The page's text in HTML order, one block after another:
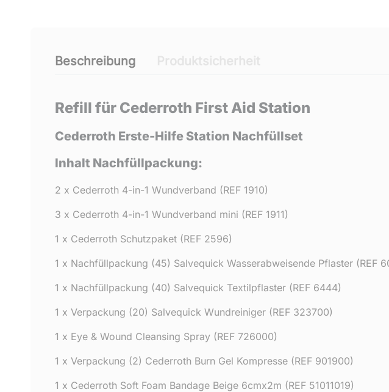
Beschreibung
Refill für Cederroth First Aid Station
Cederroth Erste-Hilfe Station Nachfüllset
Inhalt Nachfüllpackung:
2 x Cederroth 4-in-1 Wundverband (REF 1910)
3 x Cederroth 4-in-1 Wundverband mini (REF 1911)
1 x Cederroth Schutzpaket (REF 2596)
1 x Nachfüllpackung (45) Salvequick Wasserabweisende Pflaster (REF
1 x Nachfüllpackung (40) Salvequick Textilpflaster (REF 6444)
1 x Verpackung (20) Salvequick Wundreiniger (REF 323700)
1 x Eye & Wound Cleansing Spray (REF 726000)
1 x Verpackung (2) Cederroth Burn Gel Kompresse (REF 901900)
1 x Cederroth Soft Foam Bandage Beige 6cmx2m (REF 51011019)